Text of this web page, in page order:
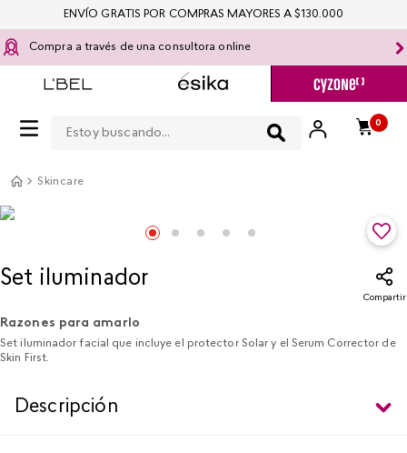
Compra a través de una consultora online
0
ENVÍO GRATIS POR COMPRAS MAYORES A $130.000
Skincare
Set iluminador
Compartir
Razones para amarlo
Set iluminador facial que incluye el protector Solar y el Serum Corrector de
Skin First.
Descripción